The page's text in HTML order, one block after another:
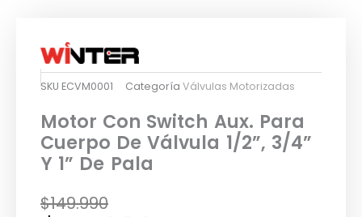
SKU ECVM0001 Categoría Válvulas Motorizadas
Motor Con Switch Aux. Para
Cuerpo De Válvula 1/2”, 3/4”
Y 1” De Pala
$149.990
El
El